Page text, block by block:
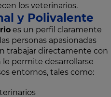
los veterinarios.
y Polivalente
es un perfil claramente
personas apasionadas
trabajar directamente con
le permite desarrollarse
entornos, tales como: